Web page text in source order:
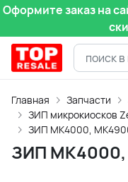
Оформите заказ на
Главная Запчасти
ЗИП микрокиосков
ЗИП MK4000,
ЗИП